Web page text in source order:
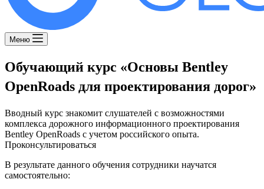
Меню
Обучающий курс «Основы Bentley
OpenRoads для проектирования дорог»
Вводный курс знакомит слушателей с возможностями
комплекса дорожного информационного проектирования
Bentley OpenRoads с учетом российского опыта.
Проконсультироваться
В результате данного обучения сотрудники научатся
самостоятельно: